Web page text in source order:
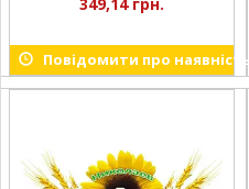
Повідомити про наявність